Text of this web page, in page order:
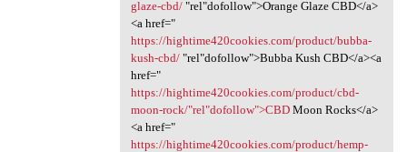
glaze-cbd/‎"rel"dofollow">Orange Glaze CBD</a>
<a href="
https://hightime420cookies.com/product/bubba-
kush-cbd/‎"rel"dofollow">Bubba Kush CBD</a><a
href="
https://hightime420cookies.com/product/cbd-
moon-rock/"rel"dofollow">CBDMoon Rocks</a>
<a href="
https://hightime420cookies.com/product/hemp-